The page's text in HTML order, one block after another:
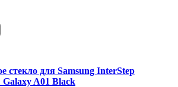
стекло для Samsung InterStep
Galaxy A01 Black